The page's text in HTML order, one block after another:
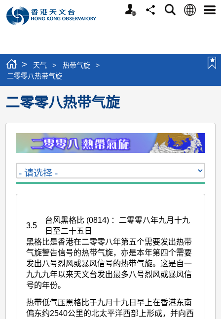
个
分
搜
语
选
> 天气 > 热带气旋
>
二零零八热带气旋
二零零八热带气旋
3.5
台风黑格比 (0814) ：二零零八年九月十九
日至二十五日
黑格比是香港在二零零八年第五个需要发出热带
气旋警告信号的热带气旋，亦是本年第四个需要
发出八号烈风或暴风信号的热带气旋。这是自一
九九九年以来天文台发出最多八号烈风或暴风信
号的年份。
热带低气压黑格比于九月十九日早上在香港东南
偏东约2540公里的北太平洋西部上形成，并向西